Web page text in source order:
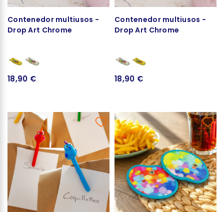
Contenedor multiusos -
Drop Art Chrome
18,90 €
Contenedor multiusos -
Drop Art Chrome
18,90 €